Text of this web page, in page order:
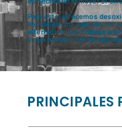
Para esto ofrecemos
vez dejan una capa de
alternativa que trabaja a
y que no requiere de
PRINCIPALES